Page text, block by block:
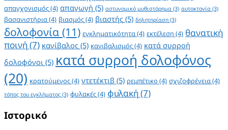
απαγχονισμός(4) απαγωγή (5) αστυνομικό μυθιστόρημα (3) αυτοκτονία (3)
βασανιστήρια(4) βιασμός(4) βιαστής (5) δηλητηρίαση (3)
δολοφονία (11) εγκληματικότητα(4) εκτέλεση (4) θανατική
ποινή (7) κανίβαλος (5) κανιβαλισμός(4) κατά συρροή
δολοφόνοι (5) κατά συρροή δολοφόνος
(20) κρατούμενος(4) ντετέκτιβ (5) ρεμπέτικο (4) σχιζοφρένεια(4)
τόπος του εγκλήματος (3) φυλακές(4) φυλακή (7)
Ιστορικό